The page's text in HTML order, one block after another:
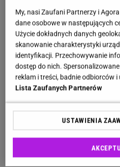
Polacy w poszukiwaniu
Holandia i Belgia.Norwegia
ponieważ coraz więcej
znajomości języka, oferując
satysfakcjonujące warunki
aktualnych propozycji
ofertapracy dla par przy
w fabryce w
oferuje zatrudnienie na
w ramach
norweskimiprzepisami.
My, nasi Zaufani Partnerzy i
dane osobowe w następujących
Użycie dokładnych danych
skanowanie charakterystyki
identyfikacji. Przechowywanie
dostęp do nich.
reklam i treści, badnie odbiorców i
Lista Zaufanych Partnerów
USTAWIENIA